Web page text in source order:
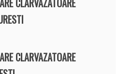
CLARVAZATOARE
CLARVAZATOARE